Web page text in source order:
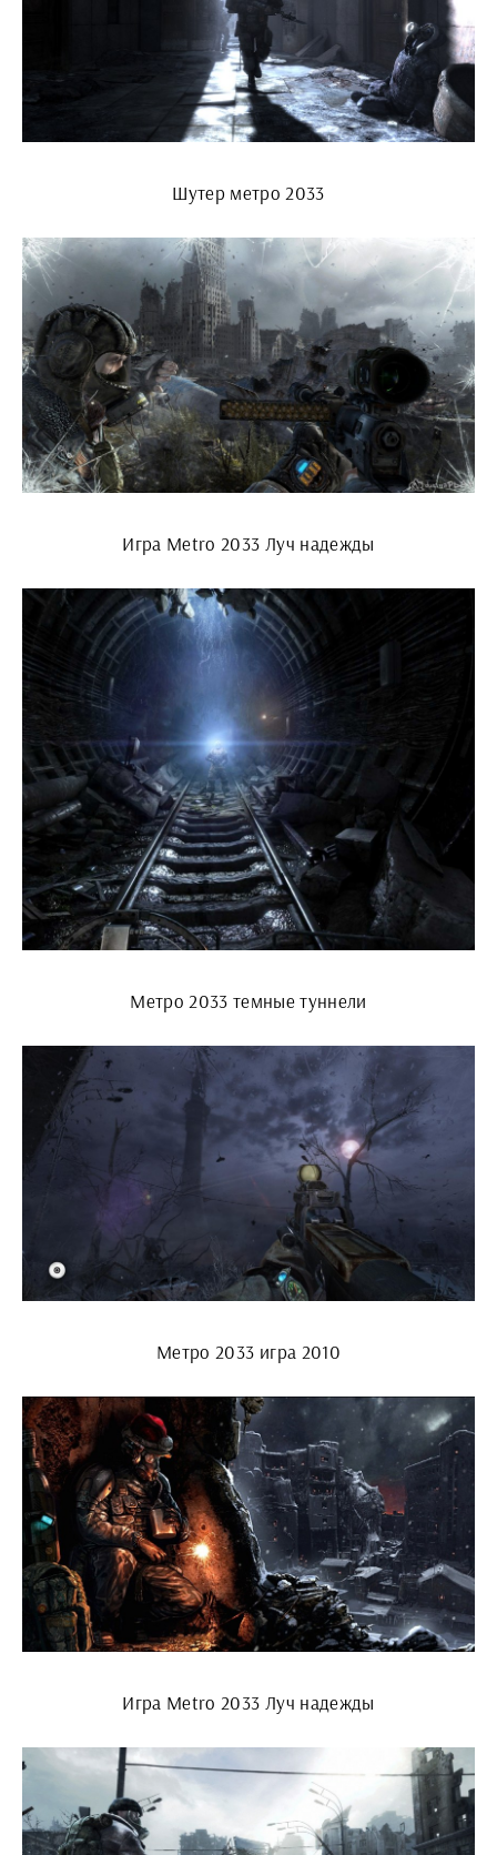
Шутер метро 2033
Игра Metro 2033 Луч надежды
Метро 2033 темные туннели
Метро 2033 игра 2010
Игра Metro 2033 Луч надежды